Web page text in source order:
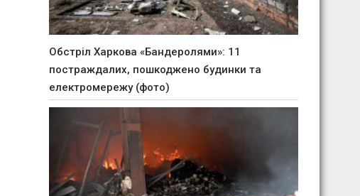
Обстріл Харкова «Бандеролями»: 11
постраждалих, пошкоджено будинки та
електромережу (фото)